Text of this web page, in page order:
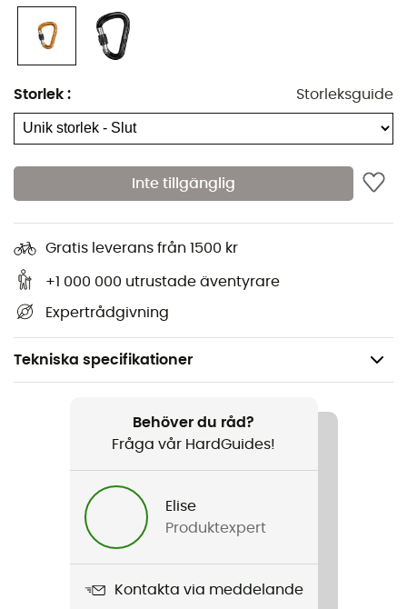
Storlek : Storleksguide
Inte tillgänglig
Gratis leverans från 1500 kr
+1 000 000 utrustade äventyrare
Expertrådgivning
Tekniska specifikationer
Klättring / Bergsbestigning
Produktnamn
Behöver du råd?
Fråga vår HardGuides!
Elise
Produktexpert
Kontakta via meddelande